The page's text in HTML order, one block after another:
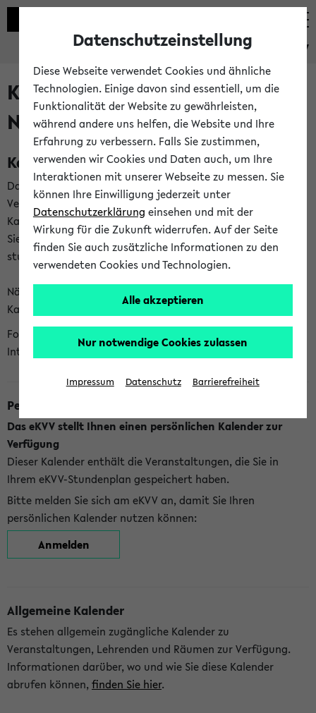
eKVV
Kalenderintegration und
Newsfeeds
Kalenderintegration
Das eKVV bietet Ihnen die Möglichkeit,
Veranstaltungstermine in eine Vielzahl von
Kalenderanwendungen einzubinden. Auf diese Weise können
Sie einen gemeinsamen Überblick über Ihre privaten und
studienbezogenen Termine erhalten.
Näheres zu Vorteilen und Funktionsweise der
Kalenderintegration können Sie auf unserer
Folgende Kalender bietet Ihnen das eKVV derzeit zur
Integration an:
Persönlicher Kalender
Das eKVV stellt Ihnen einen persönlichen Kalender zur
Verfügung
Dieser Kalender enthält die Veranstaltungen, die Sie in
Ihrem eKVV-Stundenplan gespeichert haben.
Bitte melden Sie sich am eKVV an, damit Sie Ihren
persönlichen Kalender nutzen können:
Anmelden
Allgemeine Kalender
Es stehen allgemein zugängliche Kalender zu
Veranstaltungen, Lehrenden und Räumen zur Verfügung.
Informationen darüber, wo und wie Sie diese Kalender
abrufen können, finden Sie hier.
Datenschutzeinstellung
Diese Webseite verwendet Cookies und ähnliche
Technologien. Einige davon sind essentiell, um die
Funktionalität der Website zu gewährleisten,
während andere uns helfen, die Website und Ihre
Erfahrung zu verbessern. Falls Sie zustimmen,
verwenden wir Cookies und Daten auch, um Ihre
Interaktionen mit unserer Webseite zu messen. Sie
können Ihre Einwilligung jederzeit unter
Datenschutzerklärung einsehen und mit der
Wirkung für die Zukunft widerrufen. Auf der Seite
finden Sie auch zusätzliche Informationen zu den
verwendeten Cookies und Technologien.
Alle akzeptieren
Nur notwendige Cookies zulassen
Impressum Datenschutz Barrierefreiheit